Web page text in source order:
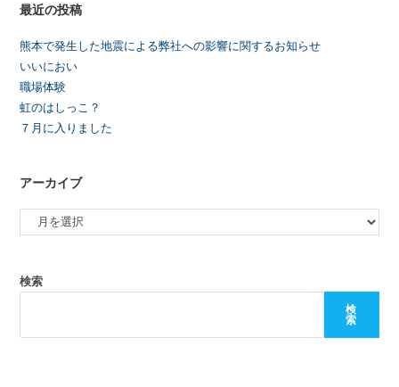
最近の投稿
熊本で発生した地震による弊社への影響に関するお知らせ
いいにおい
職場体験
虹のはしっこ？
７月に入りました
アーカイブ
検索
検
索